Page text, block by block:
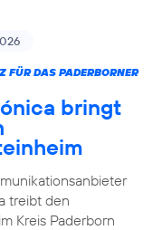
FÜR DAS PADERBORNER
bringt
treibt den
Kreis Paderborn